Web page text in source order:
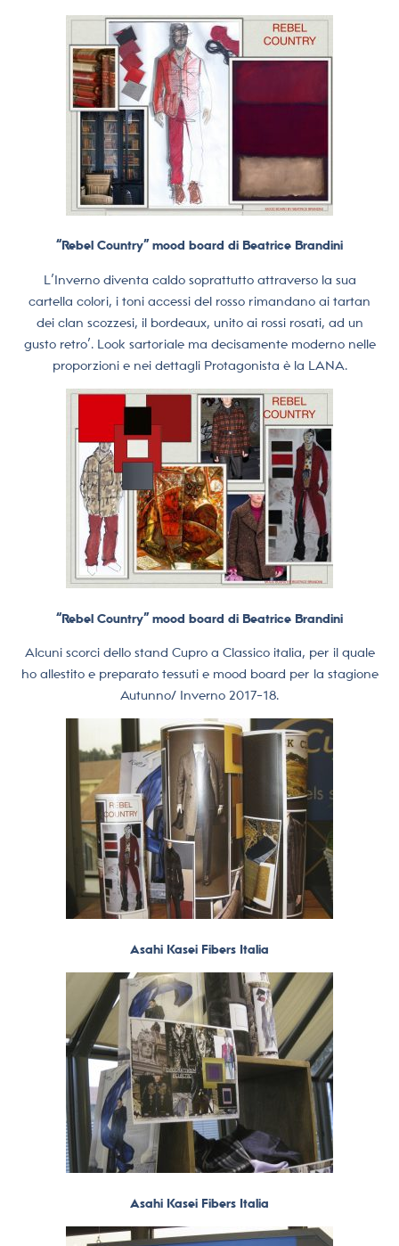
“Rebel Country” mood board di Beatrice Brandini
L’Inverno diventa caldo soprattutto attraverso la sua
cartella colori, i toni accessi del rosso rimandano ai tartan
dei clan scozzesi, il bordeaux, unito ai rossi rosati, ad un
gusto retro’. Look sartoriale ma decisamente moderno nelle
proporzioni e nei dettagli Protagonista è la LANA.
“Rebel Country” mood board di Beatrice Brandini
Alcuni scorci dello stand Cupro a Classico italia, per il quale
ho allestito e preparato tessuti e mood board per la stagione
Autunno/ Inverno 2017-18.
Asahi Kasei Fibers Italia
Asahi Kasei Fibers Italia